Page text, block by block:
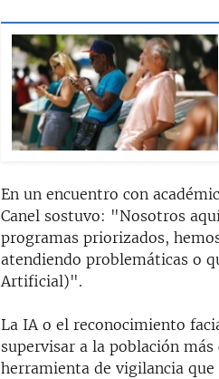
En un encuentro con
Canel sostuvo: "Nosotros
programas priorizados,
atendiendo problemáticas o
Artificial)".
La IA o el reconocimiento
supervisar a la población
herramienta de vigilancia